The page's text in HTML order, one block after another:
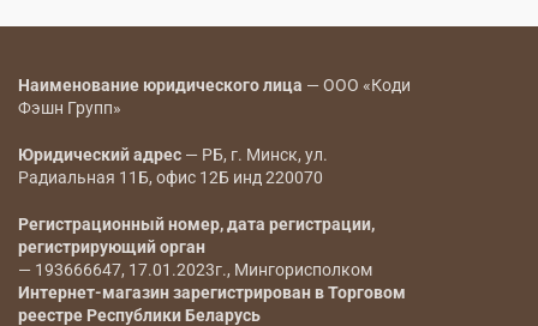
Наименование юридического лица — ООО «Коди
Фэшн Групп»
Юридический адрес — РБ, г. Минск, ул.
Радиальная 11Б, офис 12Б инд 220070
Регистрационный номер, дата регистрации,
регистрирующий орган
— 193666647, 17.01.2023г., Мингорисполком
Интернет-магазин зарегистрирован в Торговом
реестре Республики Беларусь